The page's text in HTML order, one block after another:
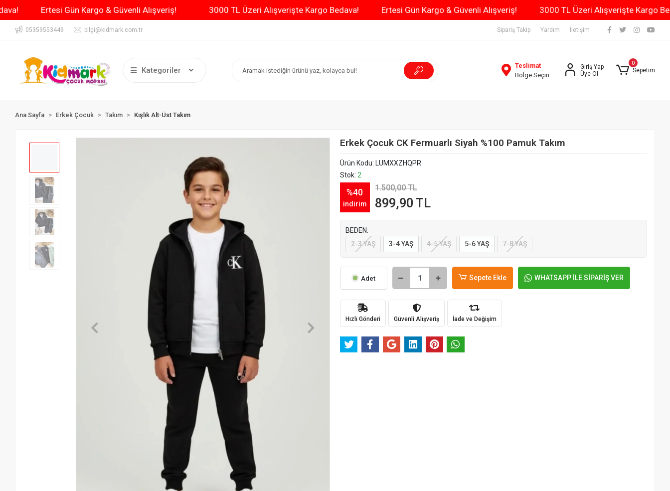
Bedava! Ertesi Gün Kargo & Güvenli Alışveriş! 3000 TL Üzeri Alışverişte Kargo Bedava! Ertesi Gün Kargo & Güvenli Alışveriş! 3000 TL Üzeri Alışverişte
05359553449 bilgi@kidmark.com.tr Sipariş Takip Yardım İletişim
Kategoriler
Teslimat
Bölge Seçin
Giriş Yap
Üye Ol
0
Sepetim
Ana Sayfa Erkek Çocuk Takım Kışlık Alt-Üst Takım
Erkek Çocuk CK Fermuarlı Siyah %100 Pamuk Takım
Ürün Kodu: LUMXXZHQPR
Stok: 2
%40
indirim
1.500,00 TL
899,90 TL
BEDEN:
2-3 YAŞ
3-4 YAŞ 4-5 YAŞ 5-6 YAŞ 7-8 YAŞ
Adet Sepete Ekle WHATSAPP İLE SİPARİŞ VER
Hızlı Gönderi Güvenli Alışveriş İade ve Değişim